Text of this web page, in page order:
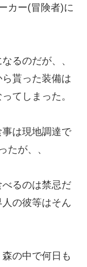
カー(冒険者)に
るのだが、、
貰った装備は
てしまった。
は現地調達で
たが、、
るのは禁忌だ
の彼等はそん
の中で何日も